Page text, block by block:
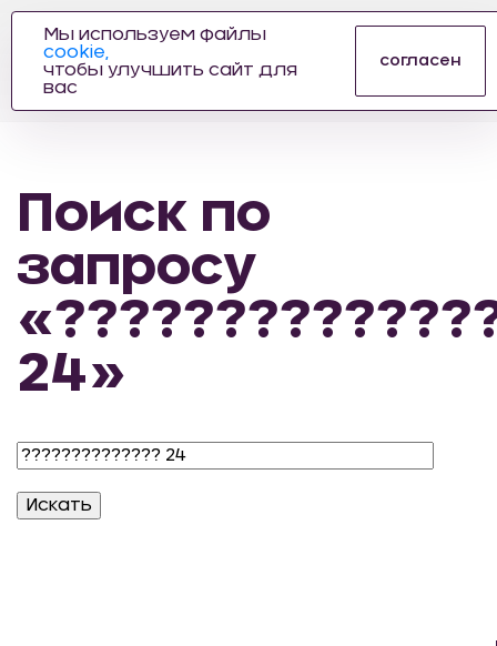
АВТОЗАПЧАСТЕЙ
Поиск по
запросу
24»
Мы используем файлы
cookie,
чтобы улучшить сайт для
вас
согласен